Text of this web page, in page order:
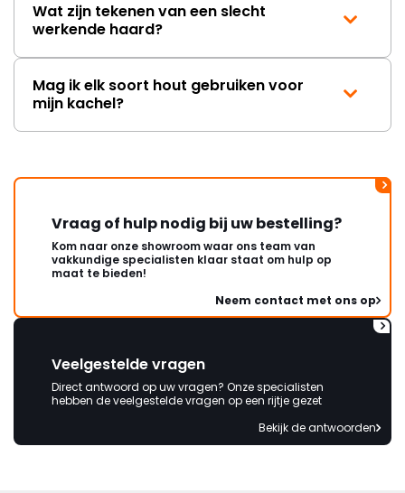
Wat zijn tekenen van een slecht
werkende haard?
Mag ik elk soort hout gebruiken voor
mijn kachel?
Vraag of hulp nodig bij uw bestelling?
Kom naar onze showroom waar ons team van
vakkundige specialisten klaar staat om hulp op
maat te bieden!
Neem contact met ons op
Veelgestelde vragen
Direct antwoord op uw vragen? Onze specialisten
hebben de veelgestelde vragen op een rijtje gezet
Bekijk de antwoorden